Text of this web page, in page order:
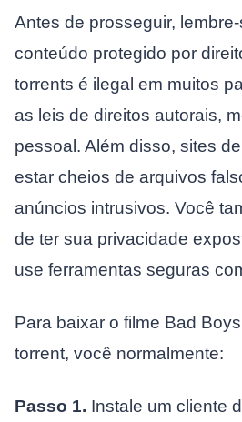
Antes de prosseguir,
conteúdo protegido por
torrents é ilegal em muitos
as leis de direitos autorais,
pessoal. Além disso, sites
estar cheios de arquivos
anúncios intrusivos. Você
de ter sua privacidade
use ferramentas seguras
Para baixar o filme Bad
torrent, você normalmente:
Passo 1. Instale um cliente